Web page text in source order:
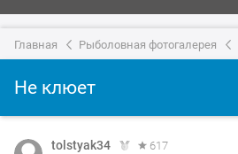
Главная Рыболовная фотогалерея
Не клюет
tolstyak34
617